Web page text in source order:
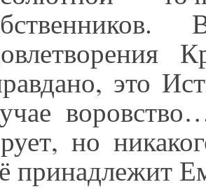
это
но
принадлежит